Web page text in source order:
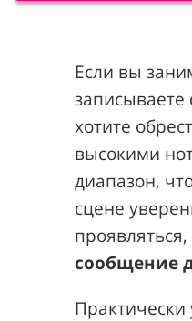
Если вы
записываете
хотите
высокими
диапазон,
сцене
проявляться,
сообщение
Практически